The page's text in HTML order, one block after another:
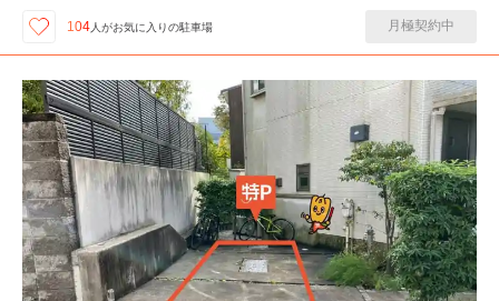
104 人がお気に入りの駐車場 月極契約中